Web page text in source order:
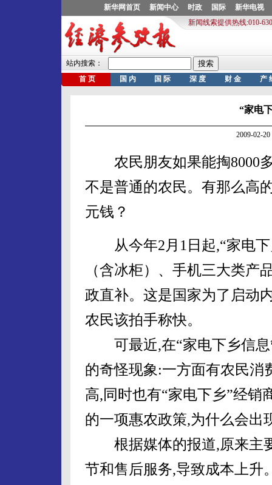
“家电
2009-02-
农民朋友如果能掏8000多
不是普通的农民。有那么高
元钱？
从今年2月1日起,“家电下
（含冰柜）、手机三大类产
政直补。这是国家为了启动
农民该拍手称快。
可最近,在“家电下乡信息
的奇怪现象:一方面有农民消
高,同时也有“家电下乡”经销
的一项惠农政策,为什么会出
根据媒体的报道,原来主
节和售后服务,导致成本上升